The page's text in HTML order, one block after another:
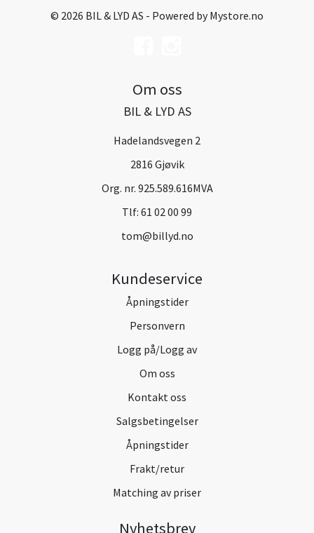
© 2026 BIL & LYD AS - Powered byMystore.no
Om oss
BIL & LYD AS
Hadelandsvegen 2
2816 Gjøvik
Org. nr. 925.589.616MVA
Tlf: 61 02 00 99
tom@billyd.no
Kundeservice
Åpningstider
Personvern
Logg på/Logg av
Om oss
Kontakt oss
Salgsbetingelser
Åpningstider
Frakt/retur
Matching av priser
Nyhetsbrev